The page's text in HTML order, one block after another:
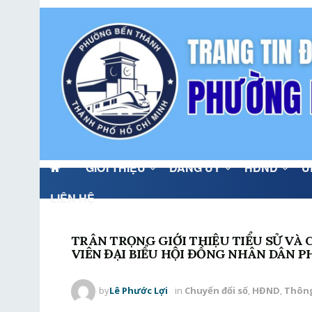
GIỚI THIỆU ĐẢNG ỦY HĐND
LIÊN HỆ
TRÂN TRỌNG GIỚI THIỆU TIỂU SỬ VÀ
VIÊN ĐẠI BIỂU HỘI ĐỒNG NHÂN DÂN
byLê Phước Lợi in Chuyển đổi số, HĐND,